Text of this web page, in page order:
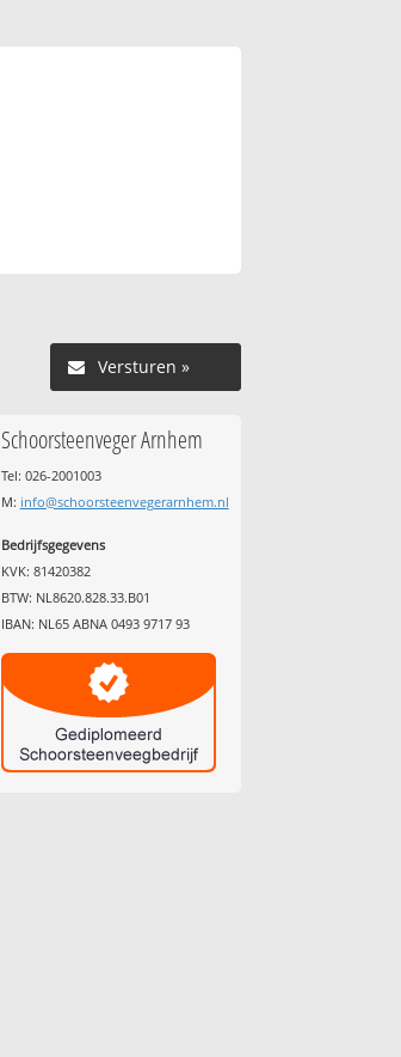
Versturen »
Schoorsteenveger Arnhem
Tel: 026-2001003
M: info@schoorsteenvegerarnhem.nl
Bedrijfsgegevens
KVK: 81420382
BTW: NL8620.828.33.B01
IBAN: NL65 ABNA 0493 9717 93